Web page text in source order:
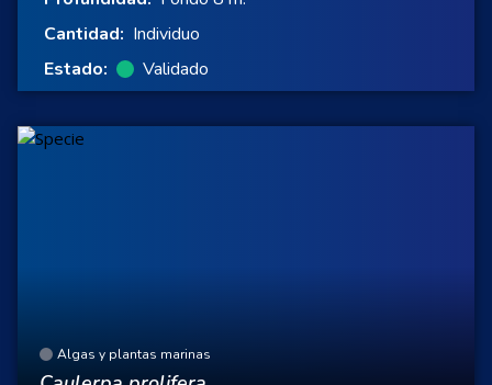
Cantidad: Individuo
Estado:
Validado
Algas y plantas marinas